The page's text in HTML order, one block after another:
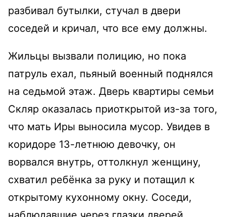
разбивал бутылки, стучал в двери
соседей и кричал, что все ему должны.
Жильцы вызвали полицию, но пока
патруль ехал, пьяный военный поднялся
на седьмой этаж. Дверь квартиры семьи
Скляр оказалась приоткрытой из-за того,
что мать Иры выносила мусор. Увидев в
коридоре 13-летнюю девочку, он
ворвался внутрь, оттолкнул женщину,
схватил ребёнка за руку и потащил к
открытому кухонному окну. Соседи,